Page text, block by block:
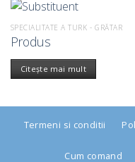
SPECIALITATE A TURK - GRĂTAR
Produs
Citește mai mult
Termeni si conditii
Cum comand